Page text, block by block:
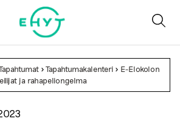
>Tapahtumakalenteri > E-Elokolon
ja rahapeliongelma